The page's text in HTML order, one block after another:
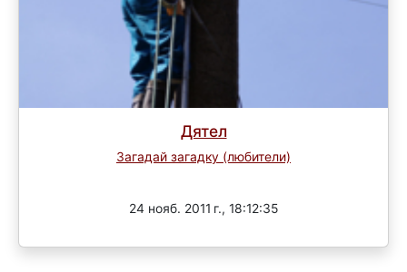
Дятел
Загадай загадку (любители)
24 нояб. 2011 г., 18:12:35